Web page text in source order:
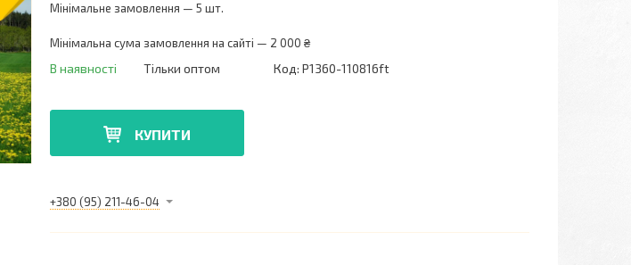
Мінімальне замовлення — 5 шт.
Мінімальна сума замовлення на сайті — 2 000 ₴
В наявності Тільки оптом Код: P1360-110816ft
КУПИТИ
+380 (95) 211-46-04